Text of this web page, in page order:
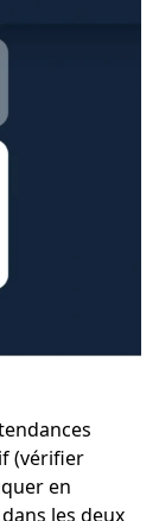
(vérifier
en
les deux